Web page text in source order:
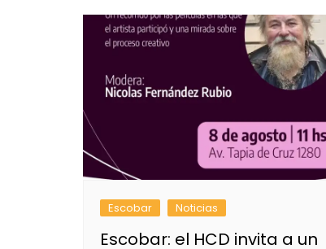
Escobar Noticias
Escobar: el HCD invita a un